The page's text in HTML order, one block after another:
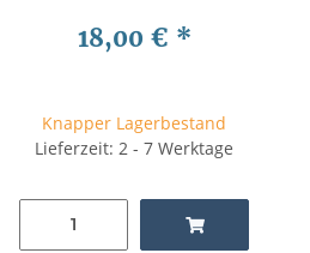
18,00 € *
Knapper Lagerbestand
Lieferzeit: 2 - 7 Werktage